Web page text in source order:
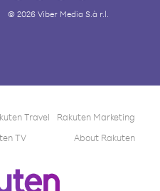
© 2026Viber Media S.à r.l.
Travel
Rakuten Marketing
TV About Rakuten